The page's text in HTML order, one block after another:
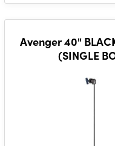
Avenger 40"
(SINGLE